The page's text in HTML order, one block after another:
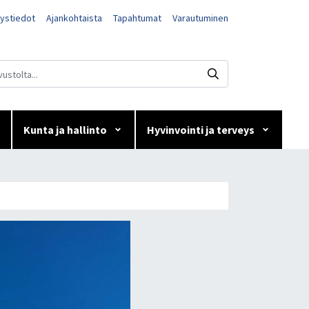
Ajankohtaista Tapahtumat Varautuminen
Kunta ja hallinto Hyvinvointi ja terveys